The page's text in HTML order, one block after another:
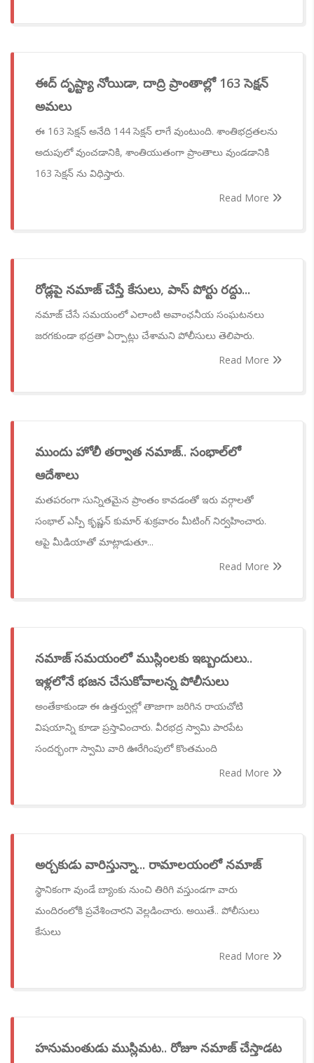
ఈద్ దృష్ట్యా నోయిడా, దాద్రి ప్రాంతాల్లో 163 సెక్షన్
అమలు
ఈ 163 సెక్షన్ అనేది 144 సెక్షన్ లాగే వుంటుంది. శాంతిభద్రతలను
అదుపులో వుంచడానికి, శాంతియుతంగా ప్రాంతాలు వుండడానికి
163 సెక్షన్ ను విధిస్తారు.
Read More
రోడ్లపై నమాజ్ చేస్తే కేసులు, పాస్ పోర్టు రద్దు...
నమాజ్ చేసే సమయంలో ఎలాంటి అవాంఛనీయ సంఘటనలు
జరగకుండా భద్రతా ఏర్పాట్లు చేశామని పోలీసులు తెలిపారు.
Read More
ముందు హోలీ తర్వాత నమాజ్.. సంభాల్‌‌‌‌‌‌‌లో
ఆదేశాలు
మతపరంగా సున్నితమైన ప్రాంతం కావడంతో ఇరు వర్గాలతో
సంభాల్ ఎస్పీ కృష్ణన్ కుమార్ శుక్రవారం మీటింగ్ నిర్వహించారు.
ఆపై మీడియాతో మాట్లాడుతూ...
Read More
నమాజ్ సమయంలో ముస్లింలకు ఇబ్బందులు..
ఇళ్లలోనే భజన చేసుకోవాలన్న పోలీసులు
అంతేకాకుండా ఈ ఉత్తర్వుల్లో తాజాగా జరిగిన రాయచోటి
విషయాన్ని కూడా ప్రస్తావించారు. వీరభద్ర స్వామి పారపేట
సందర్భంగా స్వామి వారి ఊరేగింపులో కొంతమంది
Read More
అర్చకుడు వారిస్తున్నా... రామాలయంలో నమాజ్
స్థానికంగా వుండే బ్యాంకు నుంచి తిరిగి వస్తుండగా వారు
మందిరంలోకి ప్రవేశించారని వెల్లడించారు. అయితే.. పోలీసులు
కేసులు
Read More
హనుమంతుడు ముస్లిమట.. రోజూ నమాజ్ చేస్తాడట